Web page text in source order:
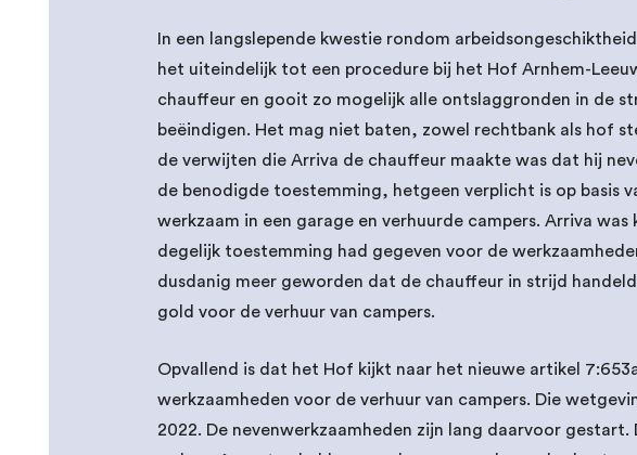
In een langslepende kwestie rondom
het uiteindelijk tot een procedure bij het Hof Arnhem-
chauffeur en gooit zo mogelijk alle ontslaggronden in de
beëindigen. Het mag niet baten, zowel rechtbank als hof
de verwijten die Arriva de chauffeur maakte was dat hij
de benodigde toestemming, hetgeen verplicht is op basis
werkzaam in een garage en verhuurde campers. Arriva
degelijk toestemming had gegeven voor de
dusdanig meer geworden dat de chauffeur in strijd
gold voor de verhuur van campers.
Opvallend is dat het Hof kijkt naar het nieuwe artikel
werkzaamheden voor de verhuur van campers. Die
2022. De nevenwerkzaamheden zijn lang daarvoor gestart.